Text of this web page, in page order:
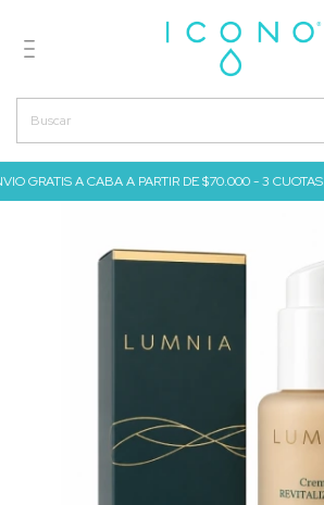
GRATIS A CABA A PARTIR DE $70.000 - 3